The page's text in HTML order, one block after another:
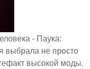
- Паука:
не просто
высокой моды.